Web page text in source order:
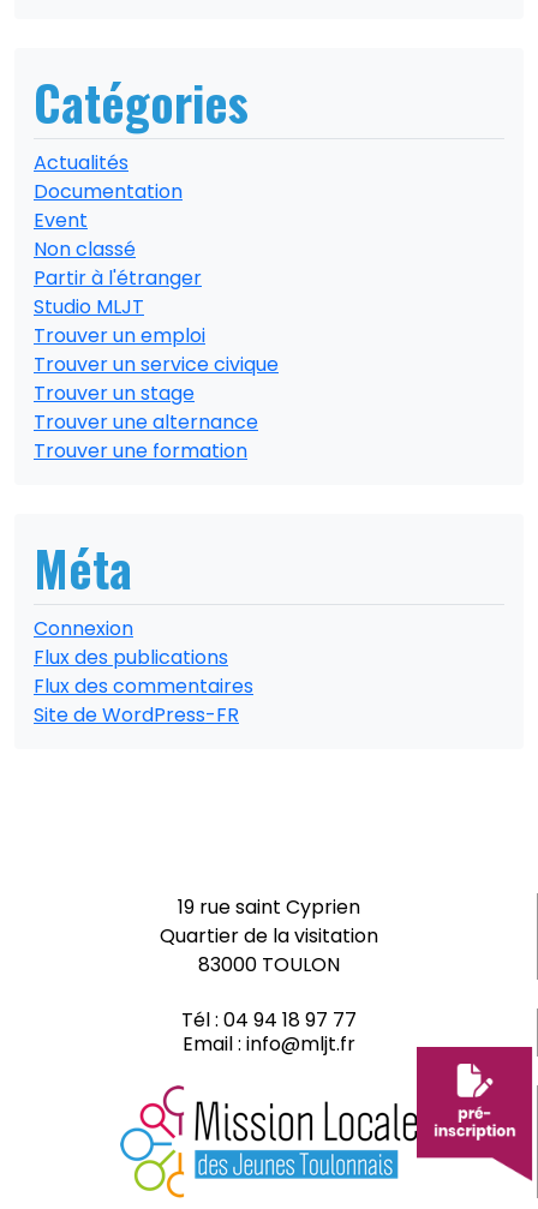
Catégories
Actualités
Documentation
Event
Non classé
Partir à l'étranger
Studio MLJT
Trouver un emploi
Trouver un service civique
Trouver un stage
Trouver une alternance
Trouver une formation
Méta
Connexion
Flux des publications
Flux des commentaires
Site de WordPress-FR
19 rue saint Cyprien
Quartier de la visitation
83000 TOULON
Tél : 04 94 18 97 77
Email : info@mljt.fr